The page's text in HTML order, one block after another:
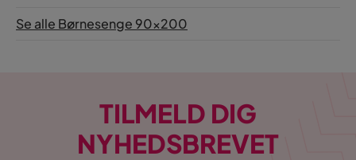
Se alle Børnesenge 90x200
TILMELD DIG
NYHEDSBREVET